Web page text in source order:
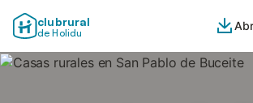
clubrural
de Holidu